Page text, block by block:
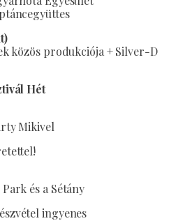
közös produkciója + Silver-D
Hét
Mikivel
és a Sétány
ingyenes